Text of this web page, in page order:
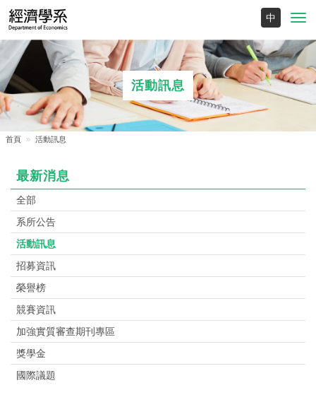
活動訊息
首頁 活動訊息
最新消息
全部
系所公告
活動訊息
招募資訊
榮譽榜
競賽資訊
加強實質審查期刊專區
獎學金
國際議題